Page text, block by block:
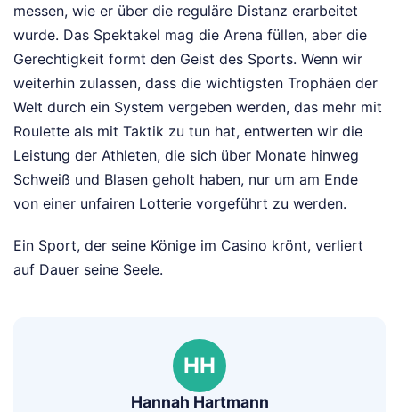
messen, wie er über die reguläre Distanz erarbeitet
wurde. Das Spektakel mag die Arena füllen, aber die
Gerechtigkeit formt den Geist des Sports. Wenn wir
weiterhin zulassen, dass die wichtigsten Trophäen der
Welt durch ein System vergeben werden, das mehr mit
Roulette als mit Taktik zu tun hat, entwerten wir die
Leistung der Athleten, die sich über Monate hinweg
Schweiß und Blasen geholt haben, nur um am Ende
von einer unfairen Lotterie vorgeführt zu werden.
Ein Sport, der seine Könige im Casino krönt, verliert
auf Dauer seine Seele.
HH
Hannah Hartmann